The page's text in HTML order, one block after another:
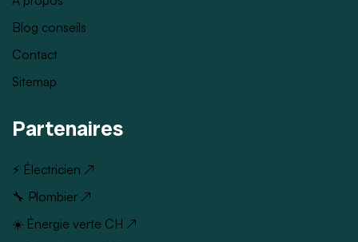
Blog conseils
Contact
Sitemap
Partenaires
⚡ Électricien ↗
🔧 Plombier ↗
☀️ Énergie verte CH ↗